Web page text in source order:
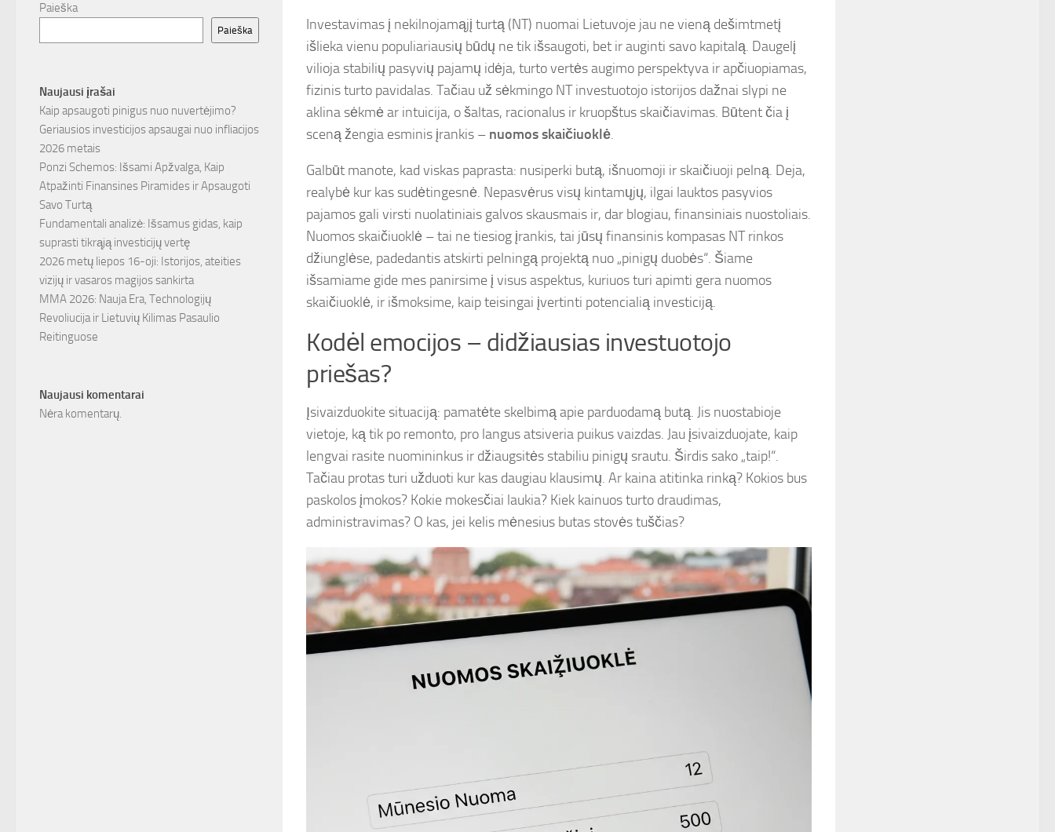
Investavimas į nekilnojamąjį turtą (NT) nuomai Lietuvoje jau ne vieną dešimtmetį
išlieka vienu populiariausių būdų ne tik išsaugoti, bet ir auginti savo kapitalą. Daugelį
vilioja stabilių pasyvių pajamų idėja, turto vertės augimo perspektyva ir apčiuopiamas,
fizinis turto pavidalas. Tačiau už sėkmingo NT investuotojo istorijos dažnai slypi ne
aklina sėkmė ar intuicija, o šaltas, racionalus ir kruopštus skaičiavimas. Būtent čia į
sceną žengia esminis įrankis – nuomos skaičiuoklė.
Galbūt manote, kad viskas paprasta: nusiperki butą, išnuomoji ir skaičiuoji pelną. Deja,
realybė kur kas sudėtingesnė. Nepasvėrus visų kintamųjų, ilgai lauktos pasyvios
pajamos gali virsti nuolatiniais galvos skausmais ir, dar blogiau, finansiniais nuostoliais.
Nuomos skaičiuoklė – tai ne tiesiog įrankis, tai jūsų finansinis kompasas NT rinkos
džiunglėse, padedantis atskirti pelningą projektą nuo „pinigų duobės“. Šiame
išsamiame gide mes panirsime į visus aspektus, kuriuos turi apimti gera nuomos
skaičiuoklė, ir išmoksime, kaip teisingai įvertinti potencialią investiciją.
Kodėl emocijos – didžiausias investuotojo
priešas?
Įsivaizduokite situaciją: pamatėte skelbimą apie parduodamą butą. Jis nuostabioje
vietoje, ką tik po remonto, pro langus atsiveria puikus vaizdas. Jau įsivaizduojate, kaip
lengvai rasite nuomininkus ir džiaugsitės stabiliu pinigų srautu. Širdis sako „taip!“.
Tačiau protas turi užduoti kur kas daugiau klausimų. Ar kaina atitinka rinką? Kokios bus
paskolos įmokos? Kokie mokesčiai laukia? Kiek kainuos turto draudimas,
administravimas? O kas, jei kelis mėnesius butas stovės tuščias?
Paieška
Paieška
Naujausi įrašai
Kaip apsaugoti pinigus nuo nuvertėjimo?
Geriausios investicijos apsaugai nuo infliacijos
2026 metais
Ponzi Schemos: Išsami Apžvalga, Kaip
Atpažinti Finansines Piramides ir Apsaugoti
Savo Turtą
Fundamentali analizė: Išsamus gidas, kaip
suprasti tikrąją investicijų vertę
2026 metų liepos 16-oji: Istorijos, ateities
vizijų ir vasaros magijos sankirta
MMA 2026: Nauja Era, Technologijų
Revoliucija ir Lietuvių Kilimas Pasaulio
Reitinguose
Naujausi komentarai
Nėra komentarų.